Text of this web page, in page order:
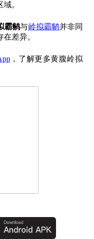
。
霸鹟与岭拟霸鹟并非同
差异。
，了解更多黄腹岭拟